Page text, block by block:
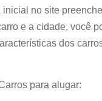
inicial no site
e a cidade, você
dos
para alugar: